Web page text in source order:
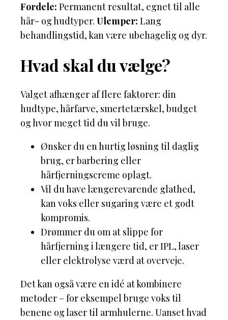
Fordele: Permanent resultat, egnet til alle
hår- og hudtyper. Ulemper: Lang
behandlingstid, kan være ubehagelig og dyr.
Hvad skal du vælge?
Valget afhænger af flere faktorer: din
hudtype, hårfarve, smertetærskel, budget
og hvor meget tid du vil bruge.
Ønsker du en hurtig løsning til daglig
brug, er barbering eller
hårfjerningscreme oplagt.
Vil du have længerevarende glathed,
kan voks eller sugaring være et godt
kompromis.
Drømmer du om at slippe for
hårfjerning i længere tid, er IPL, laser
eller elektrolyse værd at overveje.
Det kan også være en idé at kombinere
metoder – for eksempel bruge voks til
benene og laser til armhulerne. Uanset hvad